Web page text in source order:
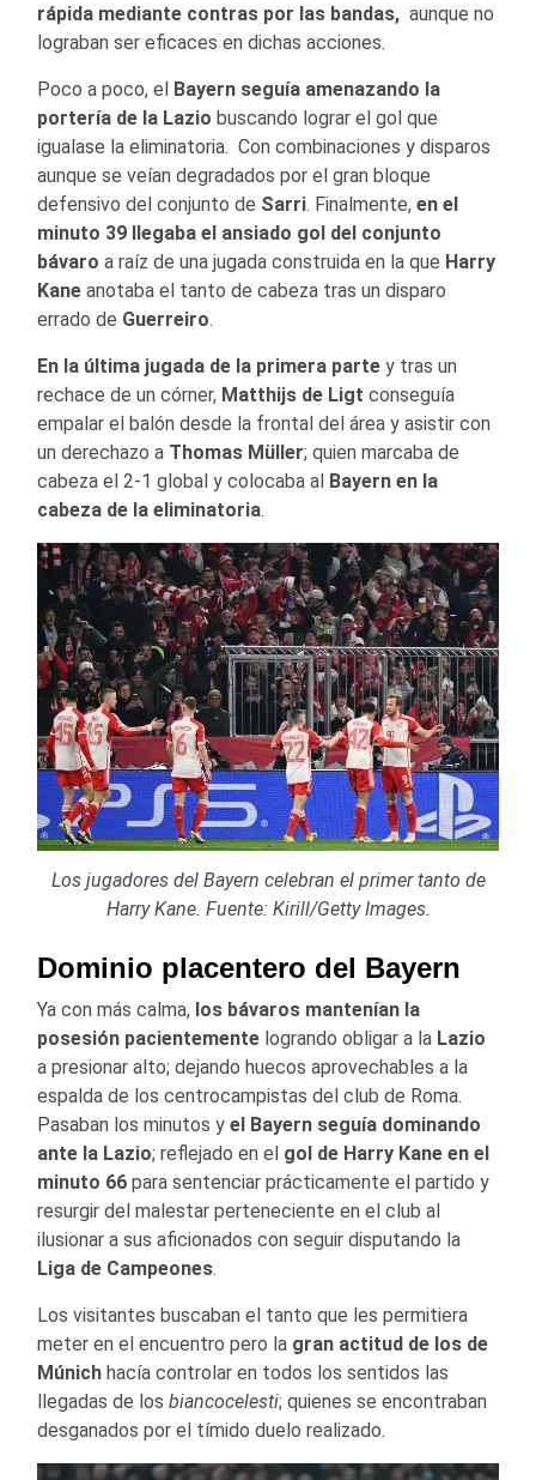
rápida mediante contras por las bandas, aunque no
lograban ser eficaces en dichas acciones.
Poco a poco, el Bayern seguía amenazando la
portería de la Lazio buscando lograr el gol que
igualase la eliminatoria. Con combinaciones y disparos
aunque se veían degradados por el gran bloque
defensivo del conjunto de Sarri. Finalmente, en el
minuto 39 llegaba el ansiado gol del conjunto
bávaro a raíz de una jugada construida en la que Harry
Kane anotaba el tanto de cabeza tras un disparo
errado de Guerreiro.
En la última jugada de la primera parte y tras un
rechace de un córner, Matthijs de Ligt conseguía
empalar el balón desde la frontal del área y asistir con
un derechazo a Thomas Müller; quien marcaba de
cabeza el 2-1 global y colocaba al Bayern en la
cabeza de la eliminatoria.
Los jugadores del Bayern celebran el primer tanto de
Harry Kane. Fuente: Kirill/Getty Images.
Dominio placentero del Bayern
Ya con más calma, los bávaros mantenían la
posesión pacientemente logrando obligar a la Lazio
a presionar alto; dejando huecos aprovechables a la
espalda de los centrocampistas del club de Roma.
Pasaban los minutos y el Bayern seguía dominando
ante la Lazio; reflejado en el gol de Harry Kane en el
minuto 66 para sentenciar prácticamente el partido y
resurgir del malestar perteneciente en el club al
ilusionar a sus aficionados con seguir disputando la
Liga de Campeones.
Los visitantes buscaban el tanto que les permitiera
meter en el encuentro pero la gran actitud de los de
Múnich hacía controlar en todos los sentidos las
llegadas de los biancocelesti; quienes se encontraban
desganados por el tímido duelo realizado.